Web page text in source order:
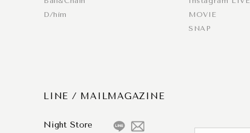
D/him
MOVIE
SNAP
LINE / MAILMAGAZINE
Night Store